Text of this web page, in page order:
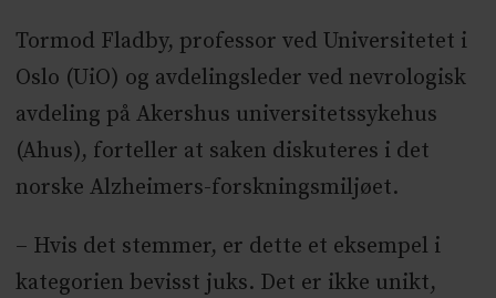
Tormod Fladby, professor ved Universitetet i
Oslo (UiO) og avdelingsleder ved nevrologisk
avdeling på Akershus universitetssykehus
(Ahus), forteller at saken diskuteres i det
norske Alzheimers-forskningsmiljøet.
– Hvis det stemmer, er dette et eksempel i
kategorien bevisst juks. Det er ikke unikt,